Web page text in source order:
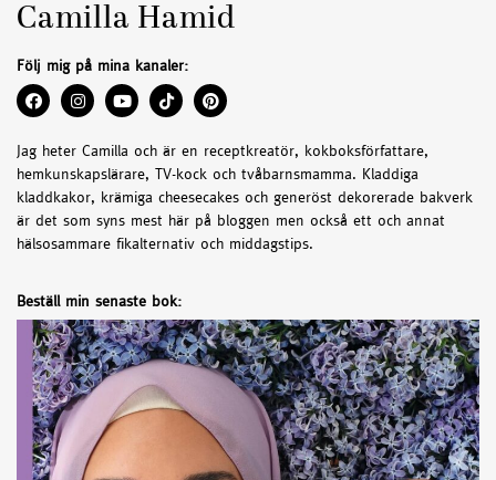
Camilla Hamid
Följ mig på mina kanaler:
Jag heter Camilla och är en receptkreatör, kokboksförfattare,
hemkunskapslärare, TV-kock och tvåbarnsmamma. Kladdiga
kladdkakor, krämiga cheesecakes och generöst dekorerade bakverk
är det som syns mest här på bloggen men också ett och annat
hälsosammare fikalternativ och middagstips.
Beställ min senaste bok: